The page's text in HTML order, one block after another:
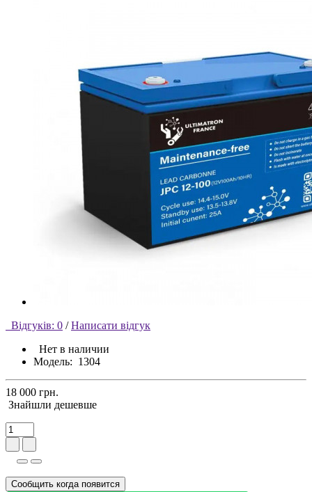
Відгуків: 0 / Написати відгук
Нет в наличии
Модель: 1304
18 000 грн.
Знайшли дешевше
Сообщить когда появится